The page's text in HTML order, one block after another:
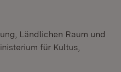
Ländlichen Raum und
für Kultus,